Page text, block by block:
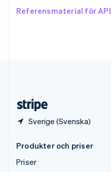
Referensmaterial för API
Sverige (Svenska)
English
Produkter och priser
Priser